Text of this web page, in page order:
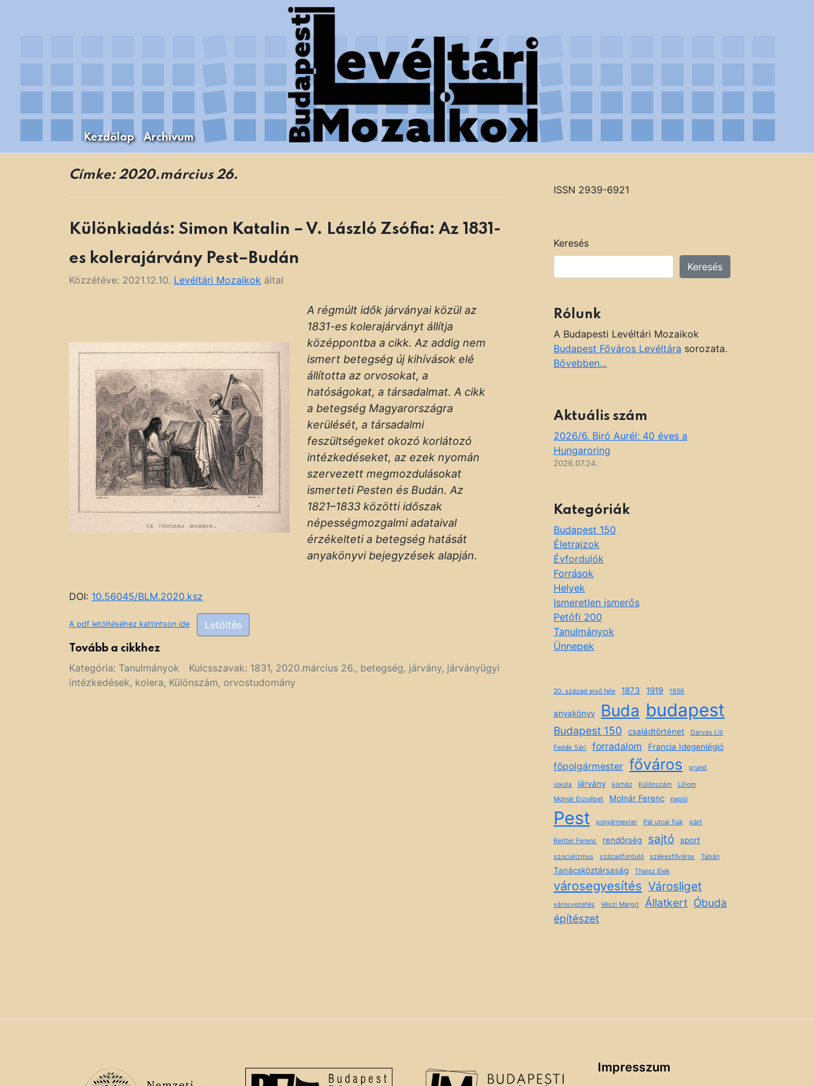
Levéltári Mozaikok
A Budapesti Levéltári Mozaikok Budapest Főváros Levéltára munkatársainak tanulmányai
Kezdőlap Archívum
Címke:2020.március 26.
Különkiadás: Simon Katalin – V. László Zsófia: Az 1831-
es kolerajárvány Pest–Budán
Közzétéve: 2021.12.10. Levéltári Mozaikok által
A régmúlt idők járványai közül az
1831-es kolerajárványt állítja
középpontba a cikk. Az addig nem
ismert betegség új kihívások elé
állította az orvosokat, a
hatóságokat, a társadalmat. A cikk
a betegség Magyarországra
kerülését, a társadalmi
feszültségeket okozó korlátozó
intézkedéseket, az ezek nyomán
szervezett megmozdulásokat
ismerteti Pesten és Budán. Az
1821–1833 közötti időszak
népességmozgalmi adataival
érzékelteti a betegség hatását
anyakönyvi bejegyzések alapján.
DOI: 10.56045/BLM.2020.ksz
A pdf letöltéséhez kattintson ide Letöltés
Tovább a cikkhez
Kategória: Tanulmányok Kulcsszavak: 1831, 2020.március 26., betegség, járvány, járványügyi
intézkedések, kolera, Különszám, orvostudomány
ISSN 2939-6921
Keresés
Keresés
Rólunk
A Budapesti Levéltári Mozaikok
Budapest Főváros Levéltára sorozata.
Bővebben...
Aktuális szám
2026/6. Biró Aurél: 40 éves a
Hungaroring
2026.07.24.
Kategóriák
Budapest 150
Életrajzok
Évfordulók
Források
Helyek
Ismeretlen ismerős
Petőfi 200
Tanulmányok
Ünnepek
20. század első fele 1873 1919 1956
anyakönyv Buda budapest
Budapest 150 családtörténet
Darvas Lili
Fedák Sári
forradalom Francia Idegenlégió
főpolgármester főváros grund
iskola járvány kórház Különszám
Liliom
Molnár Erzsébet
Molnár Ferenc napló
Pest polgármester Pál utcai fiúk párt
Reitter Ferenc rendőrség sajtó sport
szocializmus századforduló székesfőváros Tabán
Tanácsköztársaság Thaisz Elek
városegyesítés Városliget
városvezetés Vészi Margit Állatkert Óbuda
építészet
Impresszum